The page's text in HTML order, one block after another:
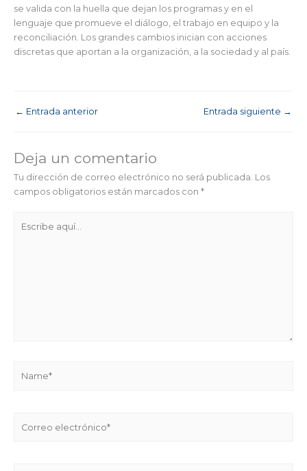
se valida con la huella que dejan los programas y en el
lenguaje que promueve el diálogo, el trabajo en equipo y la
reconciliación. Los grandes cambios inician con acciones
discretas que aportan a la organización, a la sociedad y al país.
← Entrada anterior Entrada siguiente →
Deja un comentario
Tu dirección de correo electrónico no será publicada. Los
campos obligatorios están marcados con *
aquí...
electrónico*